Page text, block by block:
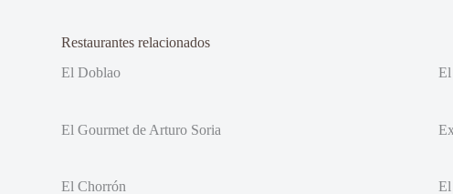
Restaurantes relacionados
El Doblao
El
El Gourmet de Arturo Soria
El Chorrón El